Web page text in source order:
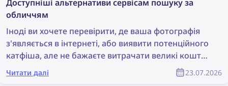
Доступніші альтернативи сервісам пошуку за
обличчям
Іноді ви хочете перевірити, де ваша фотографія
з'являється в інтернеті, або виявити потенційного
катфіша, але не бажаєте витрачати великі кошти
на сервіс пошуку за обличчям. Розгляньмо кілька
доступніших альтернатив, які водночас
Читати далі 23.07.2026